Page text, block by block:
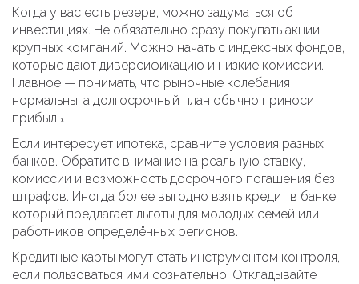
Когда у вас есть резерв, можно задуматься об
инвестициях. Не обязательно сразу покупать акции
крупных компаний. Можно начать с индексных фондов,
которые дают диверсификацию и низкие комиссии.
Главное — понимать, что рыночные колебания
нормальны, а долгосрочный план обычно приносит
прибыль.
Если интересует ипотека, сравните условия разных
банков. Обратите внимание на реальную ставку,
комиссии и возможность досрочного погашения без
штрафов. Иногда более выгодно взять кредит в банке,
который предлагает льготы для молодых семей или
работников определённых регионов.
Кредитные карты могут стать инструментом контроля,
если пользоваться ими сознательно. Откладывайте